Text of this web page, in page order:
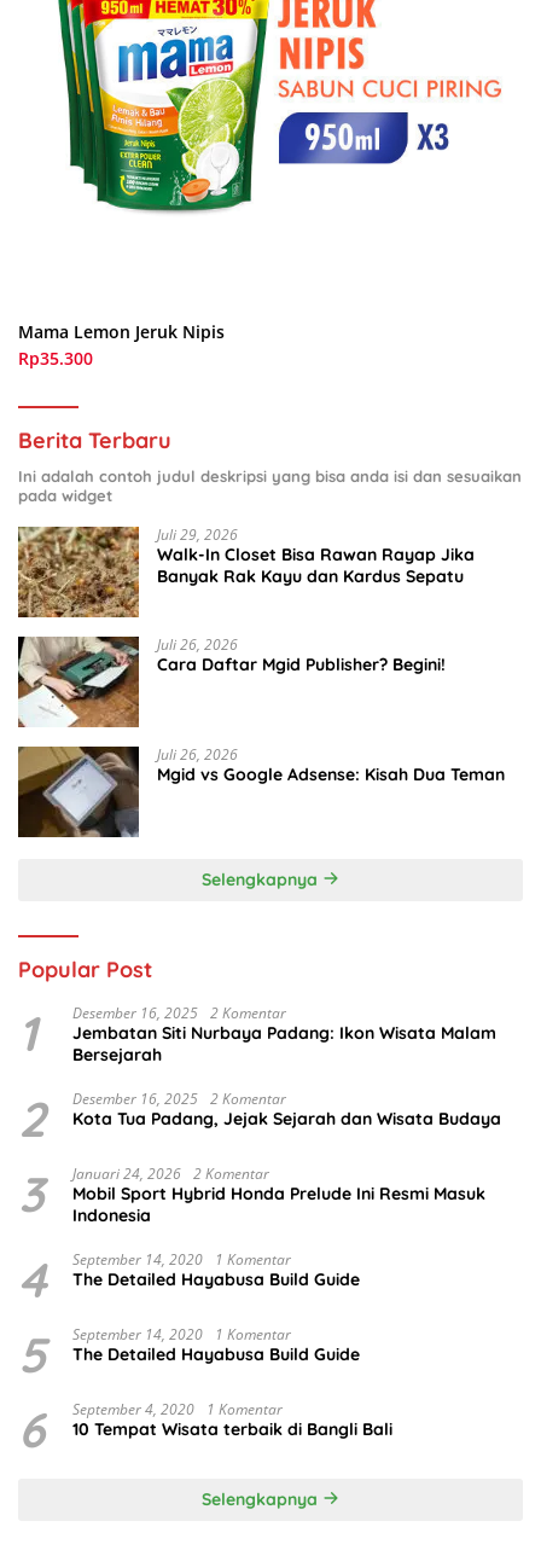
Mama Lemon Jeruk Nipis
Rp35.300
Berita Terbaru
Ini adalah contoh judul deskripsi yang bisa anda isi dan sesuaikan
pada widget
Juli 29, 2026
Walk-In Closet Bisa Rawan Rayap Jika
Banyak Rak Kayu dan Kardus Sepatu
Juli 26, 2026
Cara Daftar Mgid Publisher? Begini!
Juli 26, 2026
Mgid vs Google Adsense: Kisah Dua Teman
Selengkapnya
Popular Post
1 Desember 16, 2025 2 Komentar
Jembatan Siti Nurbaya Padang: Ikon Wisata Malam
Bersejarah
2 Desember 16, 2025 2 Komentar
Kota Tua Padang, Jejak Sejarah dan Wisata Budaya
3 Januari 24, 2026 2 Komentar
Mobil Sport Hybrid Honda Prelude Ini Resmi Masuk
Indonesia
4 September 14, 2020 1 Komentar
The Detailed Hayabusa Build Guide
5 September 14, 2020 1 Komentar
The Detailed Hayabusa Build Guide
6 September 4, 2020 1 Komentar
10 Tempat Wisata terbaik di Bangli Bali
Selengkapnya